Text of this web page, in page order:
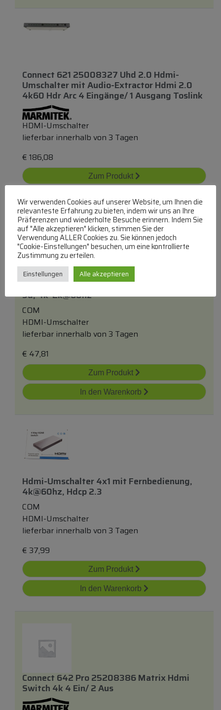
Connect 621 25008327 Uhd 2.0 Hdmi-
UmschaltermitAudio-Extractor Hdmi 2.0
4k60 Hdr Arc 4 Eingänge/ 1 Ausgang Toslink
HDMI-Umschalter
lieferbar innerhalb von 3 Tagen
€ 186,08
Zum Produkt
Hdmi 2.0 Umschalter, 5eingänge/ 1ausgang,
3d, 4k*2k@60hz
COM
HDMI-Umschalter
lieferbar innerhalb von 3 Tagen
€ 47,81
Zum Produkt
In den Warenkorb
Hdmi-Umschalter 4x1 mit Fernbedienung,
4k@60hz, Hdcp 2.3
COM
HDMI-Umschalter
lieferbar innerhalb von 3 Tagen
€ 37,99
Zum Produkt
In den Warenkorb
Connect 642 Pro 25208386 Matrix Hdmi
Switch 4k 4 Ein/ 2 Aus
Wir verwenden Cookies auf unserer Website, um Ihnen die
relevanteste Erfahrung zu bieten, indem wir uns an Ihre
Präferenzen und wiederholte Besuche erinnern. Indem Sie
auf "Alle akzeptieren" klicken, stimmen Sie der
Verwendung ALLER Cookies zu. Sie können jedoch
"Cookie-Einstellungen" besuchen, um eine kontrollierte
Zustimmung zu erteilen.
Einstellungen Alle akzeptieren